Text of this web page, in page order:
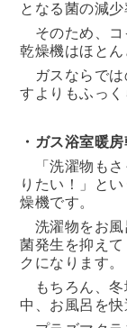
となる菌の減
そのため、コ
乾燥機はほとん
ガスならでは
すよりもふっ
・ガス浴室暖
「洗濯物もさ
りたい！」と
燥機です。
洗濯物をお風
菌発生を抑え
クになります。
もちろん、冬
中、お風呂を快